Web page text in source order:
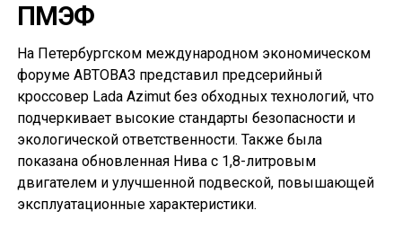
ПМЭФ
На Петербургском международном экономическом
форуме АВТОВАЗ представил предсерийный
кроссовер Lada Azimut без обходных технологий, что
подчеркивает высокие стандарты безопасности и
экологической ответственности. Также была
показана обновленная Нива с 1,8-литровым
двигателем и улучшенной подвеской, повышающей
эксплуатационные характеристики.